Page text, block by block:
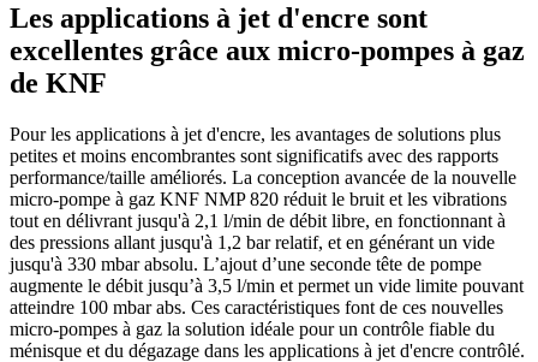
Les applications à jet d'encre sont
excellentes grâce aux micro-pompes à gaz
de KNF
Pour les applications à jet d'encre, les avantages de solutions plus
petites et moins encombrantes sont significatifs avec des rapports
performance/taille améliorés. La conception avancée de la nouvelle
micro-pompe à gaz KNF NMP 820 réduit le bruit et les vibrations
tout en délivrant jusqu'à 2,1 l/min de débit libre, en fonctionnant à
des pressions allant jusqu'à 1,2 bar relatif, et en générant un vide
jusqu'à 330 mbar absolu. L’ajout d’une seconde tête de pompe
augmente le débit jusqu’à 3,5 l/min et permet un vide limite pouvant
atteindre 100 mbar abs. Ces caractéristiques font de ces nouvelles
micro-pompes à gaz la solution idéale pour un contrôle fiable du
ménisque et du dégazage dans les applications à jet d'encre contrôlé.